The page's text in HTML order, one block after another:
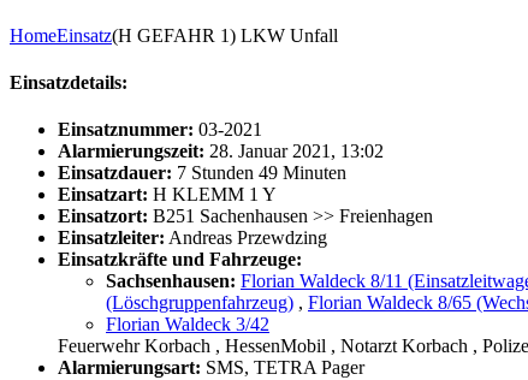
HomeEinsatz(H GEFAHR 1) LKW Unfall
Einsatzdetails:
Einsatznummer: 03-2021
Alarmierungszeit: 28. Januar 2021, 13:02
Einsatzdauer: 7 Stunden 49 Minuten
Einsatzart: H KLEMM 1 Y
Einsatzort: B251 Sachenhausen >> Freienhagen
Einsatzleiter: Andreas Przewdzing
Einsatzkräfte und Fahrzeuge:
Sachsenhausen: Florian Waldeck 8/11
(Löschgruppenfahrzeug) , Florian Waldeck 8/65
Florian Waldeck 3/42
Feuerwehr Korbach , HessenMobil , Notarzt Korbach ,
Alarmierungsart: SMS, TETRA Pager